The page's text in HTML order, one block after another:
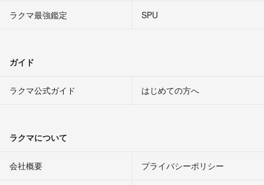
ラクマ最強鑑定
SPU
ガイド
ラクマ公式ガイド はじめての方へ
ラクマについて
会社概要 プライバシーポリシー